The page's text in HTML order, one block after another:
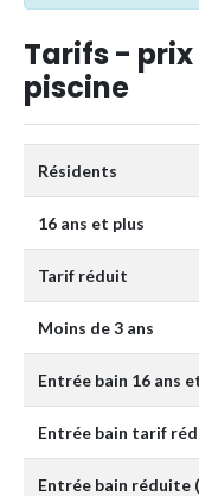
Tarifs -
piscine
Résidents
16 ans et plus
Tarif réduit
Moins de 3 ans
Entrée bain 16 ans
Entrée bain tarif
Entrée bain réduite